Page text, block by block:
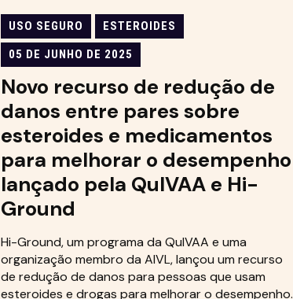
USO SEGURO
ESTEROIDES
05 DE JUNHO DE 2025
Novo recurso de redução de
danos entre pares sobre
esteroides e medicamentos
para melhorar o desempenho
lançado pela QuIVAA e Hi-
Ground
Hi-Ground, um programa da QuIVAA e uma
organização membro da AIVL, lançou um recurso
de redução de danos para pessoas que usam
esteroides e drogas para melhorar o desempenho.